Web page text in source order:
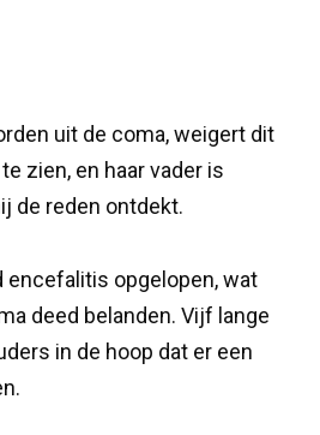
uit de coma, weigert dit
zien, en haar vader is
de reden ontdekt.
encefalitis opgelopen, wat
deed belanden. Vijf lange
in de hoop dat er een